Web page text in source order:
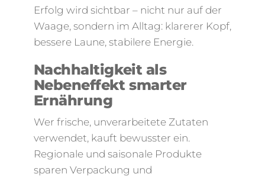
Erfolg wird sichtbar – nicht nur auf der
Waage, sondern im Alltag: klarerer Kopf,
bessere Laune, stabilere Energie.
Nachhaltigkeit als
Nebeneffekt smarter
Ernährung
Wer frische, unverarbeitete Zutaten
verwendet, kauft bewusster ein.
Regionale und saisonale Produkte
sparen Verpackung und